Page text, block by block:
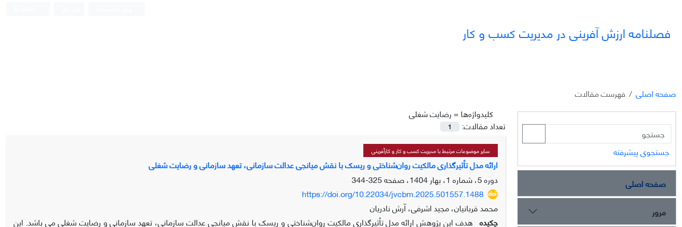
فصلنامه ارزش آفرینی در مدیریت کسب و کار
صفحه اصلی
فهرست مقالات
کلیدواژه‌ها =رضایت شغلی
تعداد مقالات:
1
سایر موضوعات مرتبط با مدیریت کسب و کار و کارآفرینی
ارائه مدل تأثیرگذاری مالکیت روان‌شناختی و ریسک با نقش میانجی عدالت سازمانی، تعهد سازمانی و رضایت شغلی
دوره 5، شماره 1، بهار 1404، صفحه
325-344
https://doi.org/10.22034/jvcbm.2025.501557.1488
محمد قربانیان، مجید اشرفی، آرش نادریان
چکیده هدف این پژوهش ارائه مدل تأثیرگذاری مالکیت روان‌شناختی و ریسک با نقش میانجی عدالت سازمانی، تعهد سازمانی و رضایت شغلی می باشد. این
جستجوی پیشرفته
صفحه اصلی
مرور